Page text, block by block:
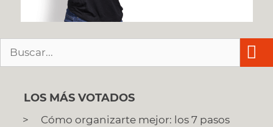
LOS MÁS VOTADOS
Cómo organizarte mejor: los 7 pasos